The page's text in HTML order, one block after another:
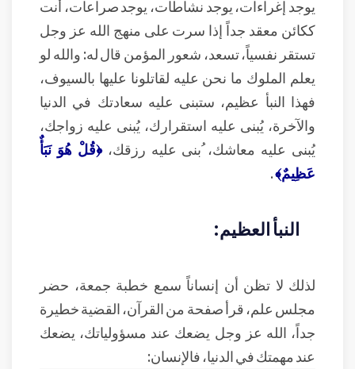
يوجد إغراءات، يوجد نشاطات، يوجد صراعات، أنت
ككائن معقد جداً إذا سرت على منهج الله عز وجل
تستقر نفسياً، تسعد، شعور المؤمن قال له: والله لو
يعلم الملوك ما نحن عليه لقاتلونا عليها بالسيوف،
فهذا النبأ عظيم، ستبنى عليه سعادتك في الدنيا
والآخرة، يُبنى عليه استقرارك، يُبنى عليه زواجك،
يُبنى عليه معاشك، ُبنى عليه رزقك،﴿قُلْ هُوَ نَبَأٌ
عَظِيمٌ﴾.
النبأ العظيم:
لذلك لا تظن أن إنساناً سمع خطبة جمعة، حضر
مجلس علم، قرأ صفحة من القرآن، القضية خطيرة
جداً، الله عز وجل يضعك عند مسؤولياتك، يضعك
عند مهمتك في الدنيا، فالإنسان: